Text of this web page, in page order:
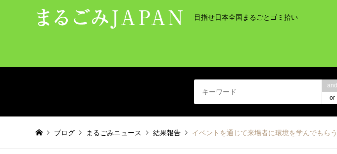
目指せ日本全国まるごとゴミ拾い
and
or
ブログ まるごみニュース 結果報告 イベントを通じて来場者に環境を学んでもらう